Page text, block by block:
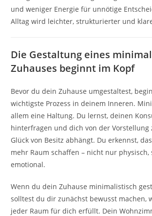
und weniger Energie für unnötige
Alltag wird leichter, strukturierter und
Die Gestaltung eines
Zuhauses beginnt im Kopf
Bevor du dein Zuhause umgestaltest,
wichtigste Prozess in deinem Inneren.
allem eine Haltung. Du lernst, deinen
hinterfragen und dich von der Vorstellung
Glück von Besitz abhängt. Du erkennst,
mehr Raum schaffen – nicht nur physisch,
emotional.
Wenn du dein Zuhause minimalistisch
solltest du dir zunächst bewusst machen,
jeder Raum für dich erfüllt. Dein